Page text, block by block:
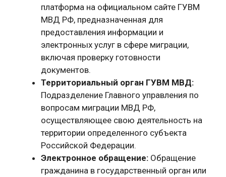
платформа на официальном сайте ГУВМ
МВД РФ, предназначенная для
предоставления информации и
электронных услуг в сфере миграции,
включая проверку готовности
документов.
Территориальный орган ГУВМ МВД:
Подразделение Главного управления по
вопросам миграции МВД РФ,
осуществляющее свою деятельность на
территории определенного субъекта
Российской Федерации.
Электронное обращение: Обращение
гражданина в государственный орган или